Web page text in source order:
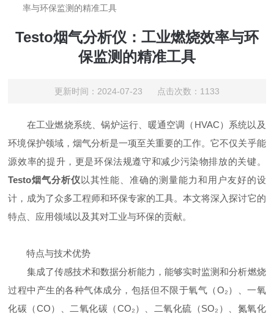
率与环保监测的精准工具
Testo烟气分析仪：工业燃烧效率与环
保监测的精准工具
更新时间：2024-07-23 点击次数：1133
在工业燃烧系统、锅炉运行、暖通空调（HVAC）系统以及
环境保护领域，烟气分析是一项至关重要的工作。它不仅关乎能
源效率的提升，更是环保法规遵守和减少污染物排放的关键。
Testo烟气分析仪 以其性能、准确的测量能力和用户友好的设
计，成为了众多工程师和环保专家的工具。本文将深入探讨它的
特点、应用领域以及其对工业与环保的贡献。
特点与技术优势
集成了传感技术和数据分析能力，能够实时监测和分析燃烧
过程中产生的各种气体成分，包括但不限于氧气（O₂）、一氧
化碳（CO）、二氧化碳（CO₂）、二氧化硫（SO₂）、氮氧化